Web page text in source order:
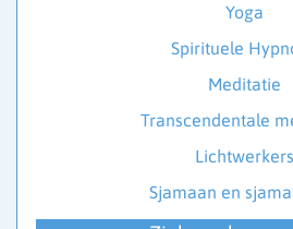
Yoga
Spirituele
Meditatie
Transcendentale
Lichtwerkers
Sjamaan en